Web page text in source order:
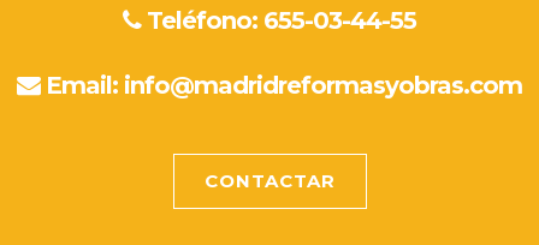
Teléfono: 655-03-44-55
Email: info@madridreformasyobras.com
CONTACTAR